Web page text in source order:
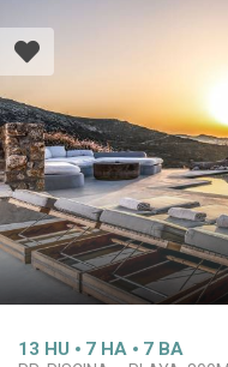
13 HU 7 HA 7 BA